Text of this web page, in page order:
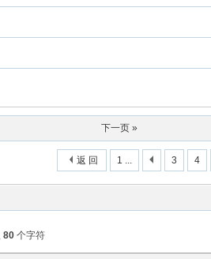
下一页 »
1 ... 3 4
返 回
80 个字符